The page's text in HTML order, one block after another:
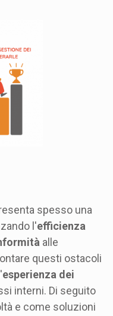
spesso una
l'efficienza
alle
questi ostacoli
esperienza dei
interni. Di seguito
e come soluzioni